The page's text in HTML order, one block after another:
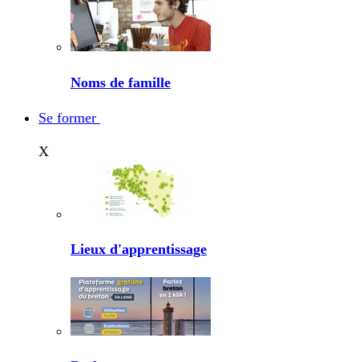
Noms de famille
Se former
X
Lieux d'apprentissage